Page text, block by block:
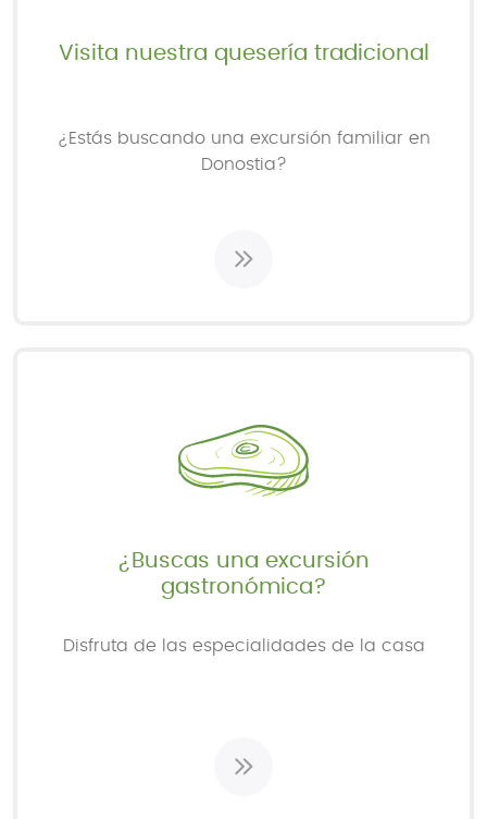
Visita nuestra quesería tradicional
¿Estás buscando una excursión familiar en
Donostia?
¿Buscas una excursión
gastronómica?
Disfruta de las especialidades de la casa